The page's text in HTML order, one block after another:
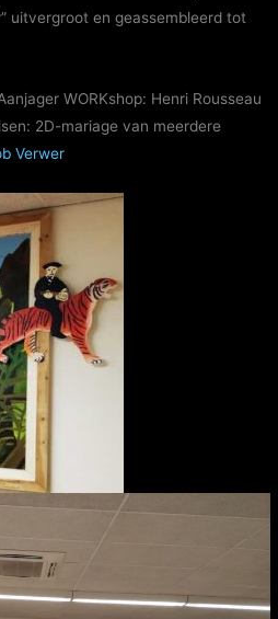
uitvergroot en geassembleerd tot
WORKshop: Henri Rousseau
2D-mariage van meerdere
Verwer